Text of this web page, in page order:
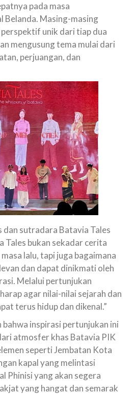
pada masa
Belanda. Masing-masing
unik dari tiap dua
mengusung tema mulai dari
perjuangan, dan
dan sutradara Batavia Tales
Tales bukan sekadar cerita
lalu, tapi juga bagaimana
dan dapat dinikmati oleh
Melalui pertunjukan
agar nilai-nilai sejarah dan
terus hidup dan dikenal.”
bahwa inspirasi pertunjukan ini
atmosfer khas Batavia PIK
seperti Jembatan Kota
kapal yang melintasi
Phinisi yang akan segera
yang hangat dan semarak